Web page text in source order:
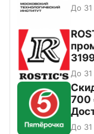
До 31
До 31
700
До 31